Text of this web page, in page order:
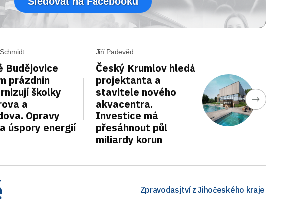
Budějovice
prázdnin
školky
a
Opravy
úspory energií
Jiří Padevěd
Český Krumlov hledá
projektanta a
stavitele nového
akvacentra.
Investice má
přesáhnout půl
miliardy korun
Zpravodasjtví z Jihočeského kraje